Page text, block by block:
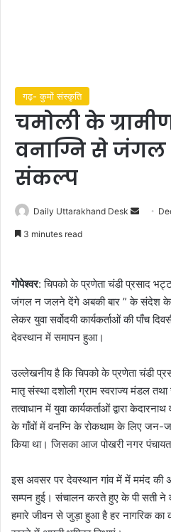
गढ़- कुमों संस्कृति
चमोली के
वनाग्नि से जंगल
संकल्प
Daily Uttarakhand Desk
Send
3 minutes read
गोपेश्वर: चिपको के प्रणेता चंडी प्रसाद
जंगल न जलने देंगे अबकी बार ” के संदेश के
लेकर युवा सर्वोदयी कार्यकर्ताओं की पाँच
देवस्थान में समापन हुआ।
उल्लेखनीय है कि चिपको के प्रणेता चंडी
मातृ संस्था दशोली ग्राम स्वराज्य मंडल तथा
तत्वाधान में युवा कार्यकर्ताओं द्वारा
के गाँवों में वनग्नि के रोकथाम के लिए जन-
किया था। जिसका आज पोखरी नगर
इस अवसर पर देवस्थान गांव में में ममंद की
सम्पन हुई। संचालन करते हुए के पी सती ने
हमारे जीवन से जुड़ा हुआ है हर नागरिक का